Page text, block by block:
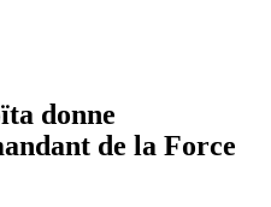
donne
de la Force